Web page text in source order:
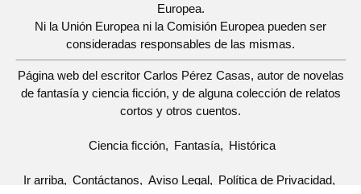
Europea.
Ni la Unión Europea ni la Comisión Europea pueden ser
consideradas responsables de las mismas.
Página web del escritor Carlos Pérez Casas, autor de novelas
de fantasía y ciencia ficción, y de alguna colección de relatos
cortos y otros cuentos.
Ciencia ficción Fantasía Histórica
Ir arriba Contáctanos Aviso Legal
Política de Privacidad